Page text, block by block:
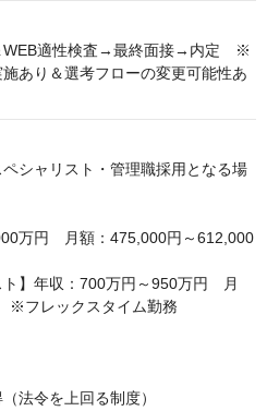
適性検査→最終面接→内定　※
あり＆選考フローの変更可能性あ
シャリスト・管理職採用となる場
万円　月額：475,000円～612,000
】年収：700万円～950万円　月
※フレックスタイム勤務
（法令を上回る制度）